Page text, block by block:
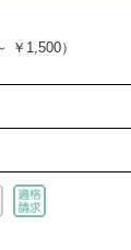
￥1,500）